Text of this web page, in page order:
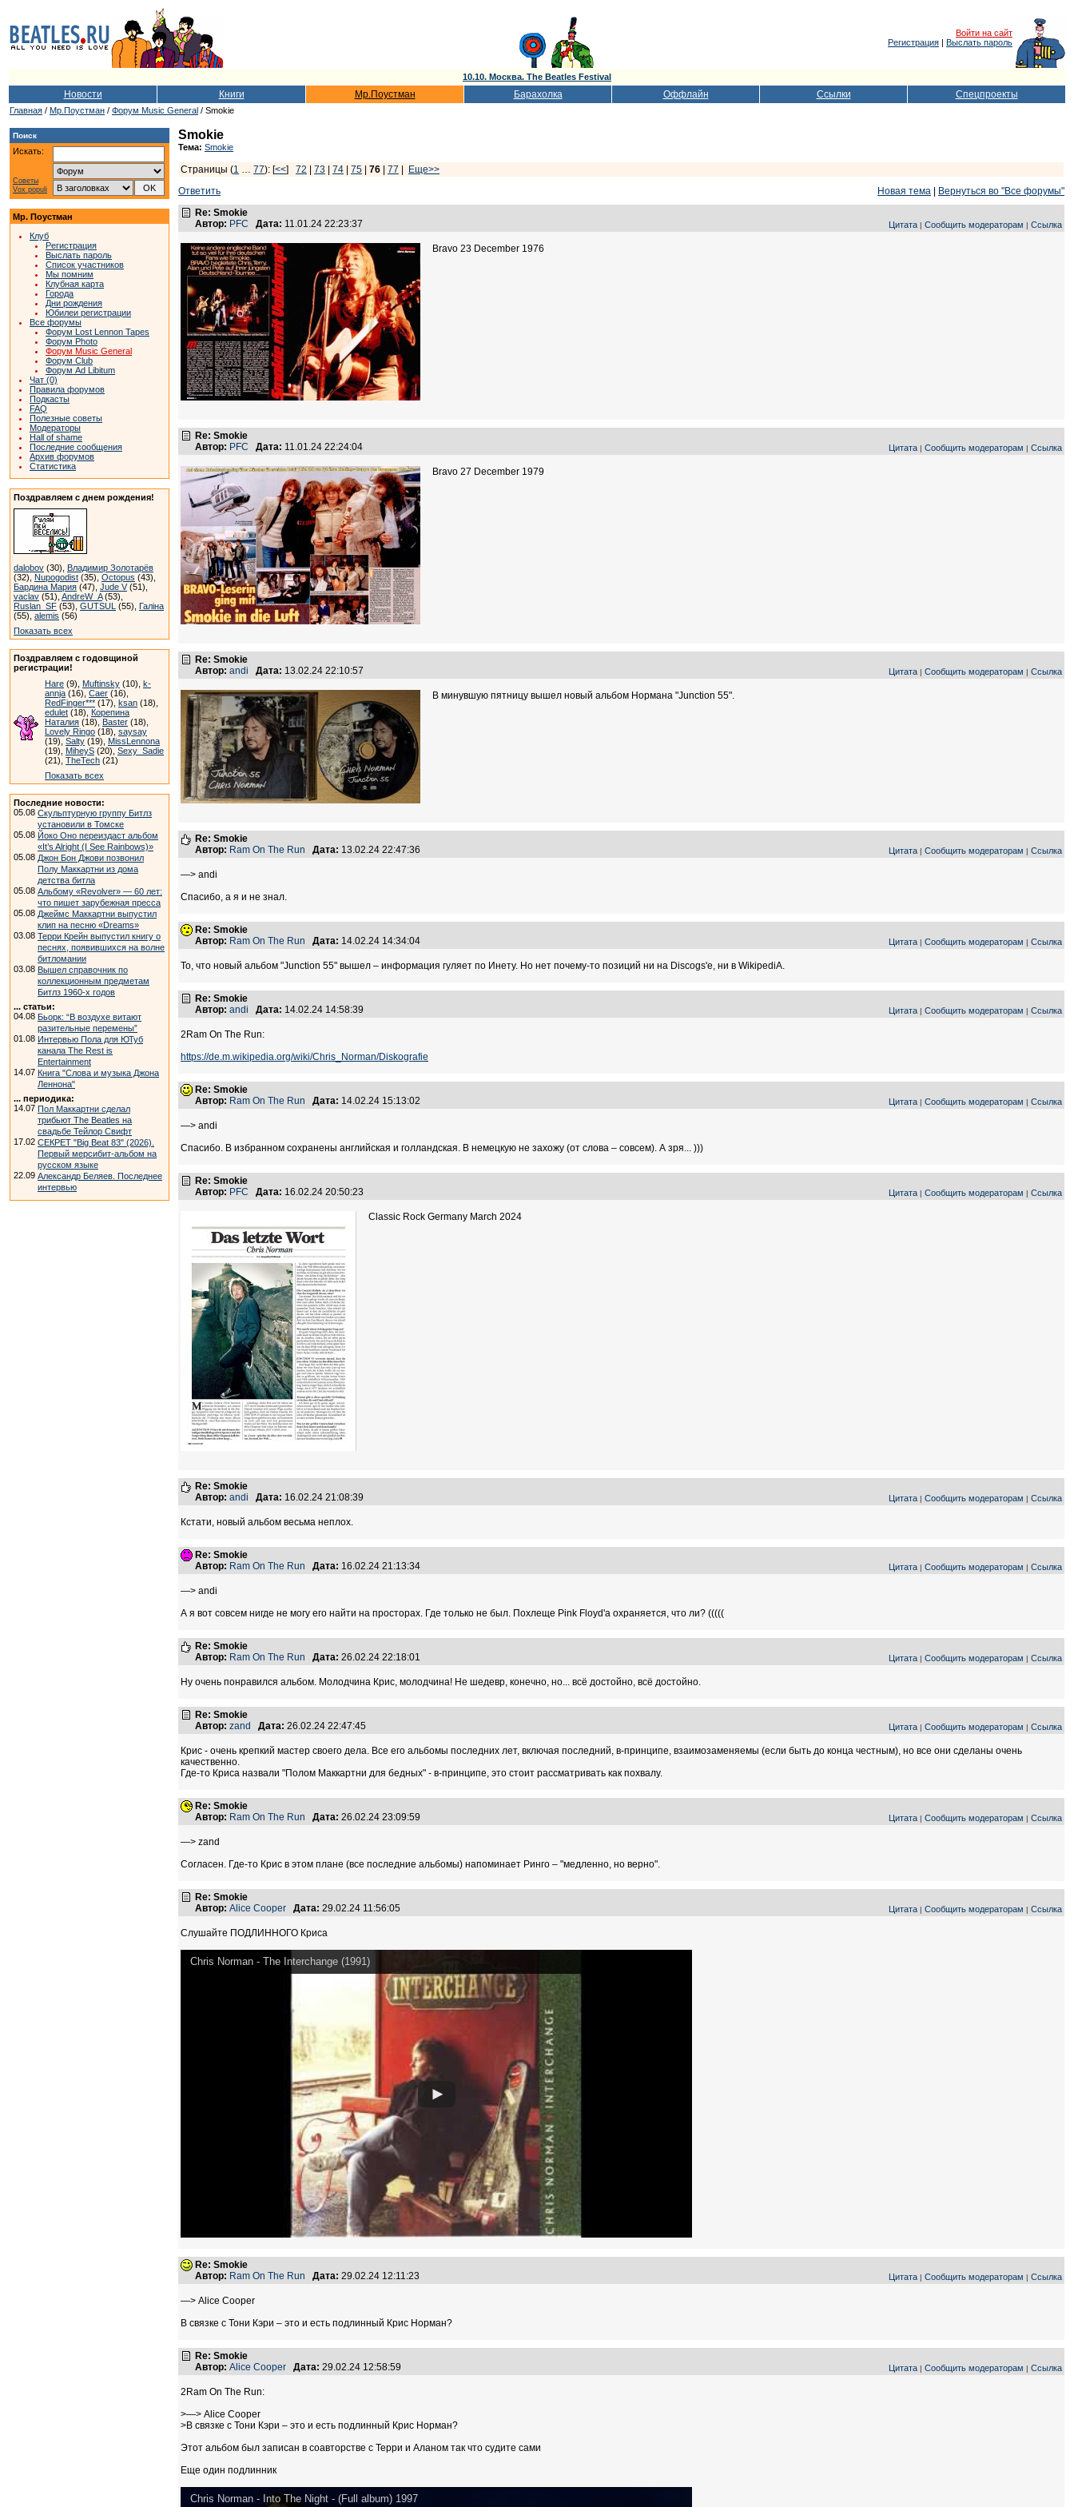
Войти на сайт
Регистрация | Выслать пароль
10.10. Москва. The Beatles Festival
Новости Книги Мр.Поустман Барахолка Оффлайн Ссылки Спецпроекты
Главная / Мр.Поустман / Форум Music General / Smokie
Поиск
Искать:
Советы
Vox populi
Мр. Поустман
Клуб
Регистрация
Выслать пароль
Список участников
Мы помним
Клубная карта
Города
Дни рождения
Юбилеи регистрации
Все форумы
Форум Lost Lennon Tapes
Форум Photo
Форум Music General
Форум Club
Форум Ad Libitum
Чат (0)
Правила форумов
Подкасты
FAQ
Полезные советы
Модераторы
Hall of shame
Последние сообщения
Архив форумов
Статистика
Поздравляем с днем рождения!
dalobov (30), Владимир Золотарёв
(32), Nupogodist (35), Octopus (43),
Бардина Мария (47), Jude V(51),
vaclav (51), AndreW_A(53),
Ruslan_SF (53), GUTSUL (55), Галіна
(55), alemis (56)
Показать всех
Поздравляем с годовщиной
регистрации!
Hare (9), Muftinsky (10), k-
annja (16), Caer (16),
RedFinger*** (17), ksan (18),
edulet (18), Корепина
Наталия (18), Baster (18),
Lovely Ringo (18), saysay
(19), Salty (19), MissLennona
(19), MiheyS (20), Sexy_Sadie
(21), TheTech (21)
Показать всех
Последние новости:
05.08 Скульптурную группу Битлз
установили в Томске
05.08 Йоко Оно переиздаст альбом
«It’s Alright (I See Rainbows)»
05.08 Джон Бон Джови позвонил
Полу Маккартни из дома
детства битла
05.08 Альбому «Revolver» — 60 лет:
что пишет зарубежная пресса
05.08 Джеймс Маккартни выпустил
клип на песню «Dreams»
03.08 Терри Крейн выпустил книгу о
песнях, появившихся на волне
битломании
03.08 Вышел справочник по
коллекционным предметам
Битлз 1960-х годов
... статьи:
04.08 Бьорк: “В воздухе витают
разительные перемены”
01.08 Интервью Пола для ЮТуб
канала The Rest is
Entertainment
14.07 Книга "Слова и музыка Джона
Леннона"
... периодика:
14.07 Пол Маккартни сделал
трибьют The Beatles на
свадьбе Тейлор Свифт
17.02 СЕКРЕТ "Big Beat 83" (2026).
Первый мерсибит-альбом на
русском языке
22.09 Александр Беляев. Последнее
интервью
Smokie
Тема: Smokie
Страницы (1 … 77): [<<] 72 73 74 75 76 77
Еще>>
Ответить
Новая тема
Вернуться во "Все форумы"
Re: Smokie
Автор: PFC Дата: 11.01.24 22:23:37 Цитата | Сообщить модераторам | Ссылка
Bravo 23 December 1976
Re: Smokie
Автор: PFC Дата: 11.01.24 22:24:04 Цитата | Сообщить модераторам | Ссылка
Bravo 27 December 1979
Re: Smokie
Автор: andi Дата: 13.02.24 22:10:57 Цитата | Сообщить модераторам | Ссылка
В минувшую пятницу вышел новый альбом Нормана "Junction 55".
Re: Smokie
Автор: Ram On The Run Дата: 13.02.24 22:47:36 Цитата | Сообщить модераторам | Ссылка
—> andi
Спасибо, а я и не знал.
Re: Smokie
Автор: Ram On The Run Дата: 14.02.24 14:34:04 Цитата | Сообщить модераторам | Ссылка
То, что новый альбом "Junction 55" вышел – информация гуляет по Инету. Но нет почему-то позиций ни на Discogs'е, ни в WikipediA.
Re: Smokie
Автор: andi Дата: 14.02.24 14:58:39 Цитата | Сообщить модераторам | Ссылка
2Ram On The Run:
https://de.m.wikipedia.org/wiki/Chris_Norman/Diskografie
Re: Smokie
Автор: Ram On The Run Дата: 14.02.24 15:13:02 Цитата | Сообщить модераторам | Ссылка
—> andi
Спасибо. В избранном сохранены английская и голландская. В немецкую не захожу (от слова – совсем). А зря... )))
Re: Smokie
Автор: PFC Дата: 16.02.24 20:50:23 Цитата | Сообщить модераторам | Ссылка
Classic Rock Germany March 2024
Re: Smokie
Автор: andi Дата: 16.02.24 21:08:39 Цитата | Сообщить модераторам | Ссылка
Кстати, новый альбом весьма неплох.
Re: Smokie
Автор: Ram On The Run Дата: 16.02.24 21:13:34 Цитата | Сообщить модераторам | Ссылка
—> andi
А я вот совсем нигде не могу его найти на просторах. Где только не был. Похлеще Pink Floyd'а охраняется, что ли? (((((
Re: Smokie
Автор: Ram On The Run Дата: 26.02.24 22:18:01 Цитата | Сообщить модераторам | Ссылка
Ну очень понравился альбом. Молодчина Крис, молодчина! Не шедевр, конечно, но... всё достойно, всё достойно.
Re: Smokie
Автор: zand Дата: 26.02.24 22:47:45 Цитата | Сообщить модераторам | Ссылка
Крис - очень крепкий мастер своего дела. Все его альбомы последних лет, включая последний, в-принципе, взаимозаменяемы (если быть до конца честным), но все они сделаны очень
качественно.
Где-то Криса назвали "Полом Маккартни для бедных" - в-принципе, это стоит рассматривать как похвалу.
Re: Smokie
Автор: Ram On The Run Дата: 26.02.24 23:09:59 Цитата | Сообщить модераторам | Ссылка
—> zand
Согласен. Где-то Крис в этом плане (все последние альбомы) напоминает Ринго – "медленно, но верно".
Re: Smokie
Автор: Alice Cooper Дата: 29.02.24 11:56:05 Цитата | Сообщить модераторам | Ссылка
Слушайте ПОДЛИННОГО Криса
Chris Norman - The Interchange (1991)
Re: Smokie
Автор: Ram On The Run Дата: 29.02.24 12:11:23 Цитата | Сообщить модераторам | Ссылка
—> Аlice Cooper
В связке с Тони Кэри – это и есть подлинный Крис Норман?
Re: Smokie
Автор: Alice Cooper Дата: 29.02.24 12:58:59 Цитата | Сообщить модераторам | Ссылка
2Ram On The Run:
>—> Аlice Cooper
>В связке с Тони Кэри – это и есть подлинный Крис Норман?
Этот альбом был записан в соавторстве с Терри и Аланом так что судите сами
Еще один подлинник
Chris Norman - Into The Night - (Full album) 1997